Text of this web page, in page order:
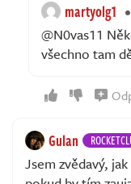
martyolg1
@N0vas11
všechno tam
Gulan
Jsem zvědavý,